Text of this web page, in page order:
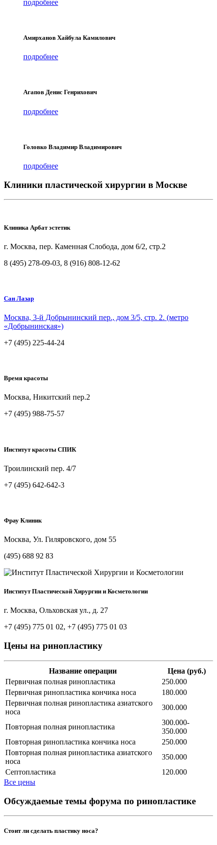
подробнее
Амирханов Хайбула Камилович
подробнее
Агапов Денис Генрихович
подробнее
Головко Владимир Владимирович
подробнее
Клиники пластической хирургии в Москве
Клиника Арбат эстетик
г. Москва, пер. Каменная Слобода, дом 6/2, стр.2
8 (495) 278-09-03, 8 (916) 808-12-62
Сан Лазар
Москва, 3-й Добрынинский пер., дом 3/5, стр. 2. (метро
«Добрынинская»)
+7 (495) 225-44-24
Время красоты
Москва, Никитский пер.2
+7 (495) 988-75-57
Институт красоты СПИК
Троилинский пер. 4/7
+7 (495) 642-642-3
Фрау Клиник
Москва, Ул. Гиляровского, дом 55
(495) 688 92 83
Институт Пластической Хирургии и Косметологии
г. Москва, Ольховская ул., д. 27
+7 (495) 775 01 02, +7 (495) 775 01 03
Цены на ринопластику
Название операции
Цена (руб.)
Первичная полная ринопластика
250.000
Первичная ринопластика кончика носа
180.000
Первичная полная ринопластика азиатского
носа
300.000
Повторная полная ринопластика
300.000-
350.000
Повторная ринопластика кончика носа
250.000
Повторная полная ринопластика азиатского
носа
350.000
Септопластика
120.000
Все цены
Обсуждаемые темы форума по ринопластике
Стоит ли сделать пластику носа?